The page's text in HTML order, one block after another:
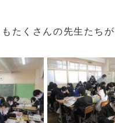
たくさんの先生たち